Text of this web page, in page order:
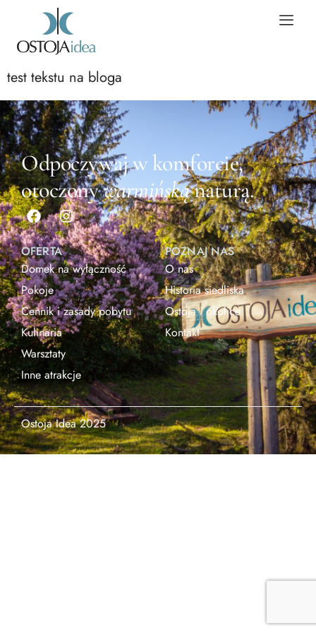
test tekstu na bloga
Odpoczywaj w komforcie,
otoczonywarmińskąnaturą.
OFERTA
Domek na wyłączność
Pokoje
Cennik i zasady pobytu
Kulinaria
Warsztaty
Inne atrakcje
POZNAJ NAS
O nas
Historia siedliska
Ostoja i okolice
Kontakt
Ostoja Idea 2025